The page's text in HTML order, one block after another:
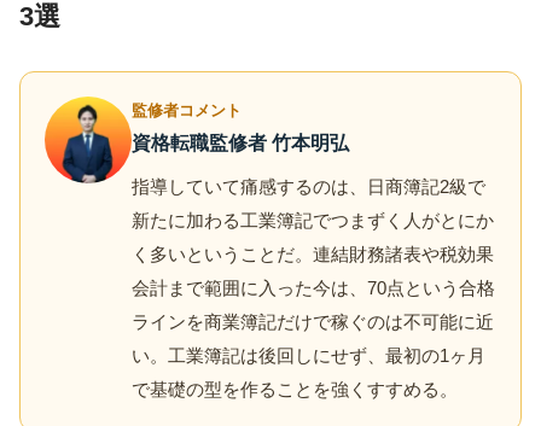
3選
監修者コメント
資格転職監修者 竹本明弘
指導していて痛感するのは、日商簿記2級で
新たに加わる工業簿記でつまずく人がとにか
く多いということだ。連結財務諸表や税効果
会計まで範囲に入った今は、70点という合格
ラインを商業簿記だけで稼ぐのは不可能に近
い。工業簿記は後回しにせず、最初の1ヶ月
で基礎の型を作ることを強くすすめる。